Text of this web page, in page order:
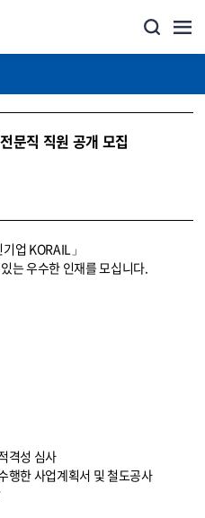
문직 직원 공개 모집
업 KORAIL」
는 우수한 인재를 모십니다.
격성 심사
행한 사업계획서 및 철도공사